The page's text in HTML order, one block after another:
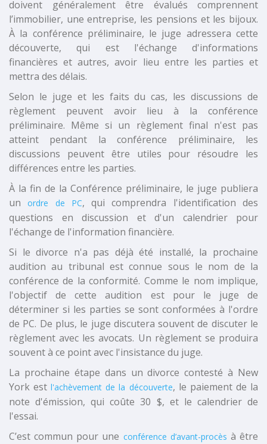
doivent généralement être évalués comprennent
l’immobilier, une entreprise, les pensions et les bijoux.
À la conférence préliminaire, le juge adressera cette
découverte, qui est l'échange d'informations
financières et autres, avoir lieu entre les parties et
mettra des délais.
Selon le juge et les faits du cas, les discussions de
règlement peuvent avoir lieu à la conférence
préliminaire. Même si un règlement final n'est pas
atteint pendant la conférence préliminaire, les
discussions peuvent être utiles pour résoudre les
différences entre les parties.
À la fin de la Conférence préliminaire, le juge publiera
unordre de PC, qui comprendra l'identification des
questions en discussion et d'un calendrier pour
l'échange de l'information financière.
Si le divorce n'a pas déjà été installé, la prochaine
audition au tribunal est connue sous le nom de la
conférence de la conformité. Comme le nom implique,
l'objectif de cette audition est pour le juge de
déterminer si les parties se sont conformées à l'ordre
de PC. De plus, le juge discutera souvent de discuter le
règlement avec les avocats. Un règlement se produira
souvent à ce point avec l'insistance du juge.
La prochaine étape dans un divorce contesté à New
York estl'achèvement de la découverte, le paiement de la
note d'émission, qui coûte 30 $, et le calendrier de
l'essai.
C’est commun pour une conférence d’avant-procès à être